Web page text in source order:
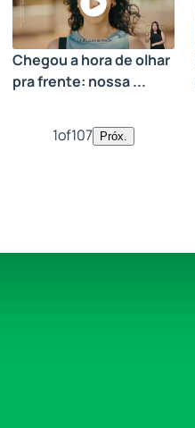
Chegou a hora de olhar
pra frente: nossa ...
1of107 Próx.